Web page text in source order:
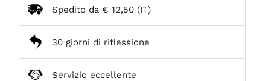
Spedito da € 12,50 (IT)
30 giorni di riflessione
Servizio eccellente